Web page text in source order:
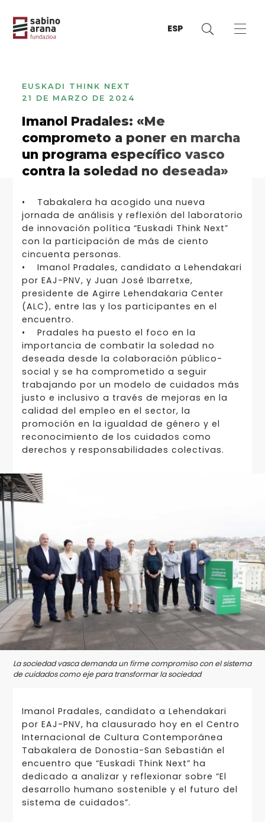
ESP
EUSKADI THINK NEXT
21 DE MARZO DE 2024
Imanol Pradales: «Me
comprometo a poner en marcha
un programa específico vasco
contra la soledad no deseada»
• Tabakalera ha acogido una nueva
jornada de análisis y reflexión del laboratorio
de innovación política “Euskadi Think Next”
con la participación de más de ciento
cincuenta personas.
• Imanol Pradales, candidato a Lehendakari
por EAJ-PNV, y Juan José Ibarretxe,
presidente de Agirre Lehendakaria Center
(ALC), entre las y los participantes en el
encuentro.
• Pradales ha puesto el foco en la
importancia de combatir la soledad no
deseada desde la colaboración público-
social y se ha comprometido a seguir
trabajando por un modelo de cuidados más
justo e inclusivo a través de mejoras en la
calidad del empleo en el sector, la
promoción en la igualdad de género y el
reconocimiento de los cuidados como
derechos y responsabilidades colectivas.
La sociedad vasca demanda un firme compromiso con el sistema
de cuidados como eje para transformar la sociedad
Imanol Pradales, candidato a Lehendakari
por EAJ-PNV, ha clausurado hoy en el Centro
Internacional de Cultura Contemporánea
Tabakalera de Donostia-San Sebastián el
encuentro que “Euskadi Think Next” ha
dedicado a analizar y reflexionar sobre “El
desarrollo humano sostenible y el futuro del
sistema de cuidados”.